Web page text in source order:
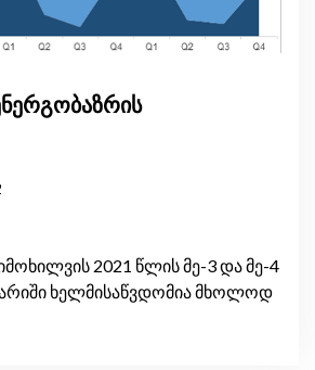
2021 წლის მე-3 და მე-4
ხელმისაწვდომია მხოლოდ